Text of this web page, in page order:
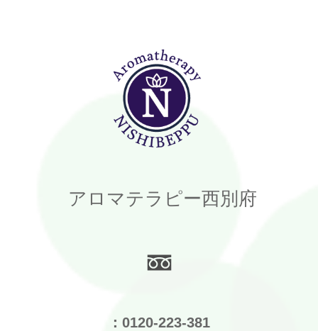
アロマテラピー西別府
：0120-223-381